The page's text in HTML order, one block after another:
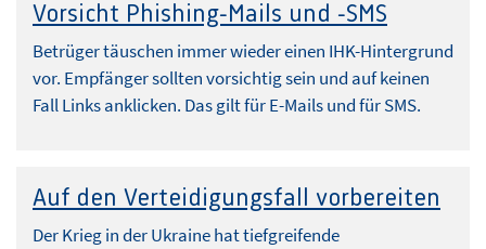
Vorsicht Phishing-Mails und -SMS
Betrüger täuschen immer wieder einen IHK-Hintergrund
vor. Empfänger sollten vorsichtig sein und auf keinen
Fall Links anklicken. Das gilt für E-Mails und für SMS.
Auf den Verteidigungsfall vorbereiten
Der Krieg in der Ukraine hat tiefgreifende